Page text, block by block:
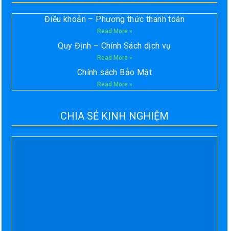
Điều khoản – Phương thức thanh toán
Read More »
Quy Định – Chính Sách dịch vụ
Read More »
Chính sách Bảo Mật
Read More »
CHIA SẺ KINH NGHIỆM